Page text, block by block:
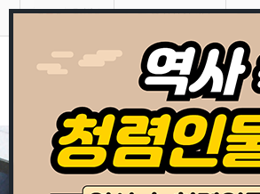
스킵네비게이션 울산시설공단
메인 타이틀
메인 비쥬얼